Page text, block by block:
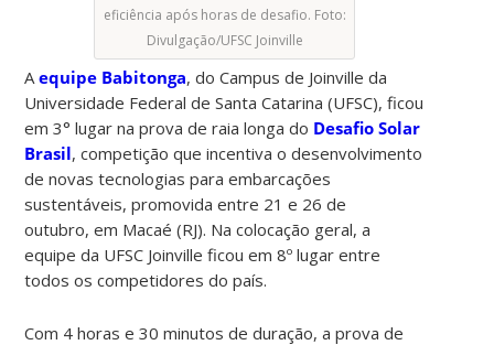
eficiência após horas de desafio. Foto:
Divulgação/UFSC Joinville
Aequipe Babitonga, do Campus de Joinville da
Universidade Federal de Santa Catarina (UFSC), ficou
em 3° lugar na prova de raia longa do Desafio Solar
Brasil, competição que incentiva o desenvolvimento
de novas tecnologias para embarcações
sustentáveis, promovida entre 21 e 26 de
outubro, em Macaé (RJ). Na colocação geral, a
equipe da UFSC Joinville ficou em 8º lugar entre
todos os competidores do país.
Com 4 horas e 30 minutos de duração, a prova de